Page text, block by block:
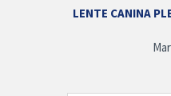
LENTE CANINA